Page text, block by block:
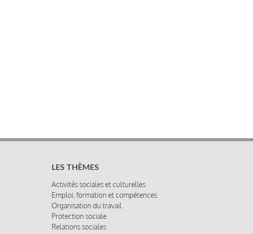
LES THÈMES
Activités sociales et culturelles
Emploi, formation et compétences
Organisation du travail
Protection sociale
Relations sociales